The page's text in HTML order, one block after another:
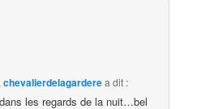
,chevalierdelagarderea dit :
les regards de la nuit…bel